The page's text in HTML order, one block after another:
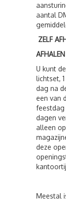
aantal
ZELF
AFHALEN
U kunt
lichtset,
dag na
een van
dagen
alleen
deze
Meestal